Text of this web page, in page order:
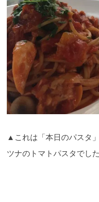
▲これは「本日のパスタ
ツナのトマトパスタでした